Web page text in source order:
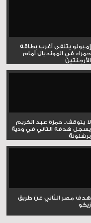
إمبولو يتلقى أغرب بطاقة
حمراء في المونديال أمام
الأرجنتين
لا يتوقف.. حمزة عبد الكريم
يسجل هدفه الثاني في ودية
برشلونة
هدف مصر الثاني عن طريق
زيكو